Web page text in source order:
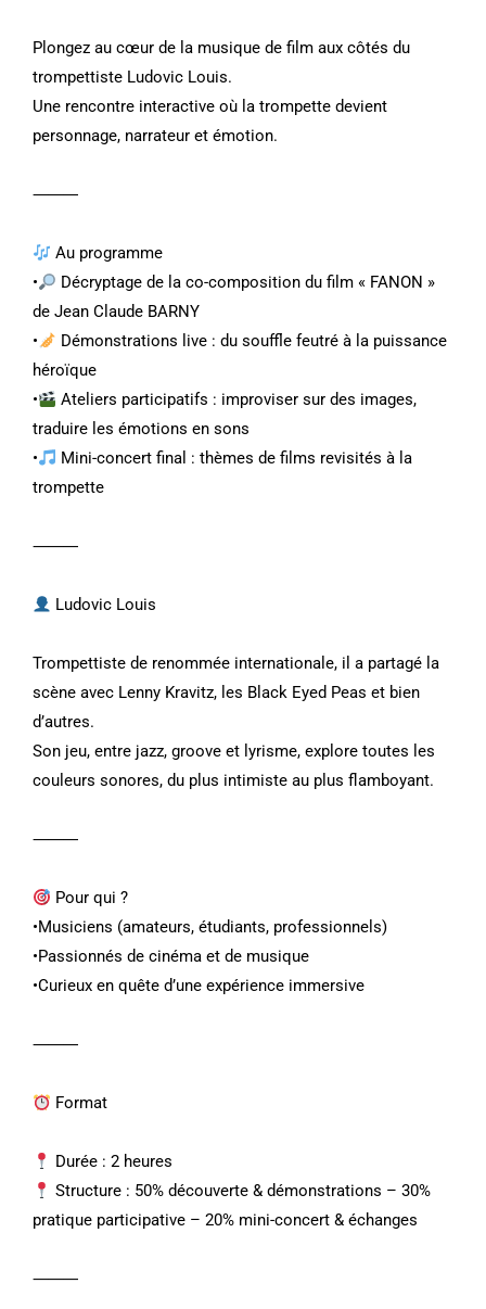
Plongez au cœur de la musique de film aux côtés du
trompettiste Ludovic Louis.
Une rencontre interactive où la trompette devient
personnage, narrateur et émotion.
⸻
Au programme
•
Décryptage de la co-composition du film « FANON »
de Jean Claude BARNY
•
Démonstrations live : du souffle feutré à la puissance
héroïque
•
Ateliers participatifs : improviser sur des images,
traduire les émotions en sons
•
Mini-concert final : thèmes de films revisités à la
trompette
⸻
Ludovic Louis
Trompettiste de renommée internationale, il a partagé la
scène avec Lenny Kravitz, les Black Eyed Peas et bien
d’autres.
Son jeu, entre jazz, groove et lyrisme, explore toutes les
couleurs sonores, du plus intimiste au plus flamboyant.
⸻
Pour qui ?
•Musiciens (amateurs, étudiants, professionnels)
•Passionnés de cinéma et de musique
•Curieux en quête d’une expérience immersive
⸻
Format
Durée : 2 heures
Structure : 50% découverte & démonstrations – 30%
pratique participative – 20% mini-concert & échanges
⸻